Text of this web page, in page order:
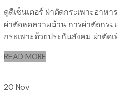
ดูดีเซ็นเตอร์ ผ่าตัดกระเพาะอาห
ผ่าตัดลดความอ้วน การผ่าตัดกร
กระเพาะด้วยประกันสังคม ผ่าตั
READ MORE
20 Nov